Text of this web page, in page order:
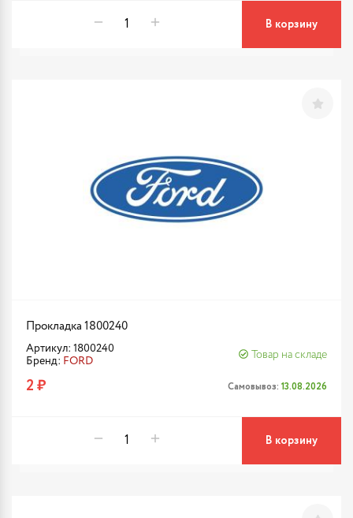
В корзину
Прокладка 1800240
Артикул: 1800240
Бренд: FORD
Товар на складе
2 ₽ Самовывоз: 13.08.2026
В корзину